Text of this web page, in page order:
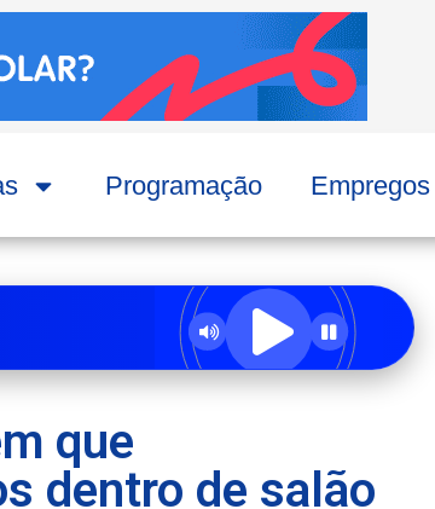
Programação Empregos
que
dentro de salão